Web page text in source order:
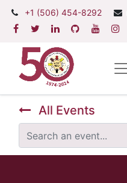
+1 (506) 454-8292
All Events